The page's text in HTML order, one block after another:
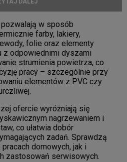
materiału oraz charakteru
opalarki elektryczneo
temperatur oraz
powietrza, dzięki czemu
jak i profesjonaliści
do swoich
urządzeń zapewnia
uchwyt, niska
ułatwiają długotrwałe
lub na placu budowy.
zaprojektowana z myślą o
zabezpieczenia
a trwałe elementy
żywotność urządzenia.
sprawdza się w
pozwalają w sposób
farby, lakiery,
folie oraz elementy
z odpowiednimi dyszami
strumienia powietrza, co
pracy – szczególnie przy
elementów z PVC czy
ofercie wyróżniają się
nagrzewaniem i
co ułatwia dobór
zadań. Sprawdzą
domowych, jak i
zastosowań serwisowych.